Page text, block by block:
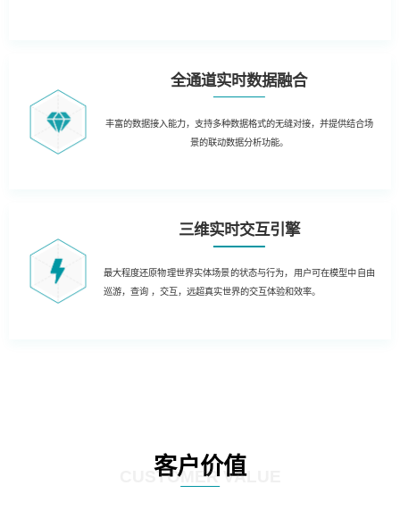
全通道实时数据融合
丰富的数据接入能力，支持多种数据格式的无缝对接，并提供结合场
景的联动数据分析功能。
三维实时交互引擎
最大程度还原物理世界实体场景的状态与行为，用户可在模型中自由
巡游，查询 ，交互，远超真实世界的交互体验和效率。
客户价值
CUSTOMER VALUE